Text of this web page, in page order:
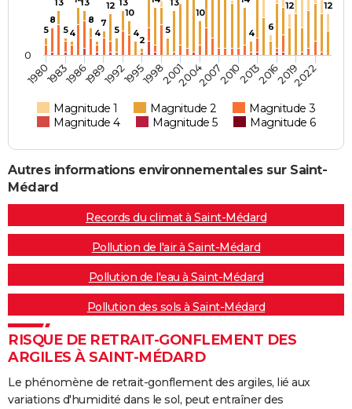
5
8
13
54
13
8
4
7
12
5
13
10
4
2
5
13
10
4
6
12
12
Magnitude 1 Magnitude 2
Magnitude 3
Magnitude 4
Magnitude 5 Magnitude 6
198019831986198919921995199820012004200720102013201620192022
0
Autres informations environnementales sur Saint-
Médard
Records du climat à Saint-Médard
Pollution de l'air à Saint-Médard
Pollution de l'eau à Saint-Médard
Pollution des sols à Saint-Médard
RISQUE DE RETRAIT-GONFLEMENT DES
ARGILES À SAINT-MÉDARD
Le phénomène de retrait-gonflement des argiles, lié aux
variations d'humidité dans le sol, peut entraîner des